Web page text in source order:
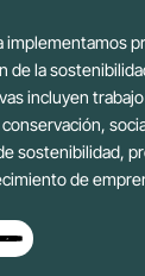
implementamos
de la
incluyen
sostenibilidad,
de